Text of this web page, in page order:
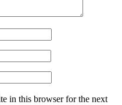
in this browser for the next